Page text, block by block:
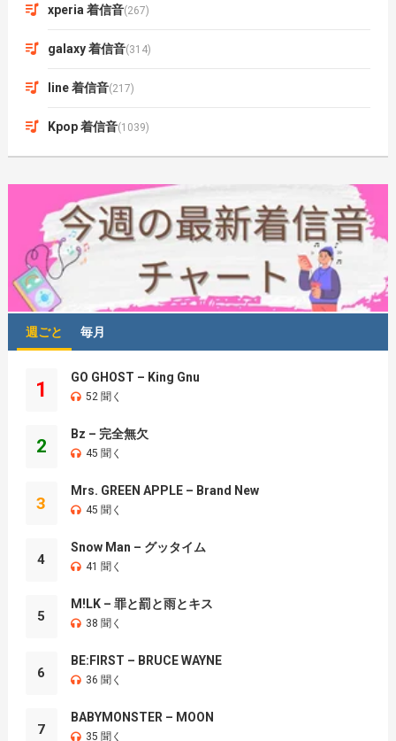
xperia 着信音(267)
galaxy 着信音(314)
line 着信音(217)
Kpop 着信音(1039)
週ごと 毎月
1
GO GHOST – King Gnu
52 聞く
2
Bz – 完全無欠
45 聞く
3
Mrs. GREEN APPLE – Brand New
45 聞く
4
Snow Man – グッタイム
41 聞く
5
M!LK – 罪と罰と雨とキス
38 聞く
6
BE:FIRST – BRUCE WAYNE
36 聞く
7
BABYMONSTER – MOON
35 聞く